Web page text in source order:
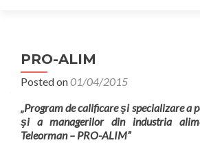
PRO-ALIM
Posted on01/04/2015
„Program de calificare şi specializare a
şi a managerilor din industria
Teleorman – PRO-ALIM”